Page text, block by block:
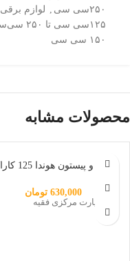
۲۵۰سی سی
لوازم برقی
۱۲۵سی سی تا ۲۵۰ سی‌سی
۱۵۰ سی سی
محصولات مشابه
ناموجود
رینگ و پیستون هوندا 125 کاراکو
630,000 تومان
هوندا پارت مرکزی فقیه